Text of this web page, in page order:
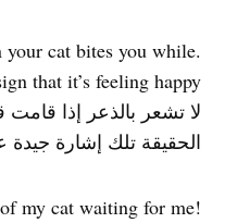
your cat bites you while
that it’s feeling happy
لا تشعر بالذعر إذا
الحقيقة تلك إشارة جيدة
my cat waiting for me